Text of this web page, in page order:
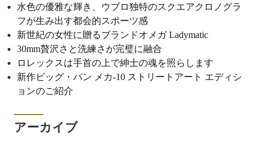
水色の優雅な輝き、ウブロ独特のスクエアクロノグラ
フが生み出す都会的スポーツ感
新世紀の女性に贈るブランドオメガ Ladymatic
30mm贅沢さと洗練さが完璧に融合
ロレックスは手首の上で紳士の魂を照らします
新作ビッグ・バン メカ-10 ストリートアート エディシ
ョンのご紹介
アーカイブ